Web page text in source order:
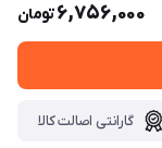
6,756,000تومان
گارانتی اصالت کالا